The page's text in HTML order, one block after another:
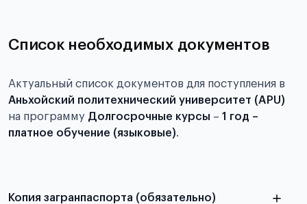
Список необходимых документов
Актуальный список документов для поступления в
Аньхойский политехнический университет (APU)
на программу Долгосрочные курсы – 1 год –
платное обучение (языковые).
Копия загранпаспорта (обязательно)